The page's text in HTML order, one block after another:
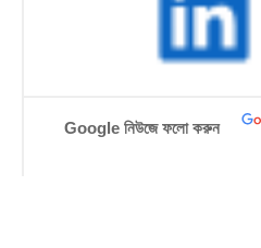
Google নিউজে ফলো করুন